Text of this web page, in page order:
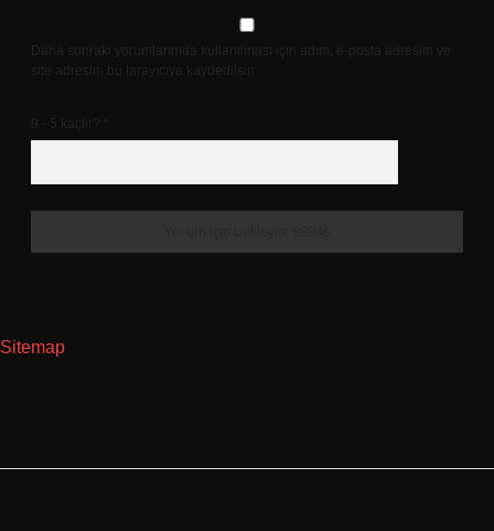
Daha sonraki yorumlarımda kullanılması için adım, e-posta adresim ve
site adresim bu tarayıcıya kaydedilsin.
9 - 5 kaçtır? *
Sitemap